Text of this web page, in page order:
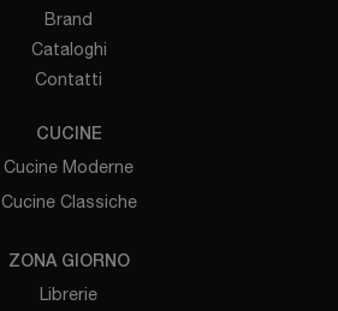
Brand
Cataloghi
Contatti
CUCINE
Cucine Moderne
Cucine Classiche
ZONA GIORNO
Librerie